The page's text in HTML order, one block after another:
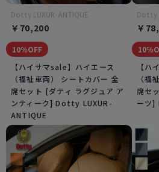
Dotty LUXUR-ANTIQUE
￥70,200
10％OFF
【ハイサマsale】ハイエース
（福祉車両） シートカバー 全
席セット [ダティ ラグジュア ア
ンティーク] Dotty LUXUR-
ANTIQUE
Dotty
￥
10％
【ハ
（福
席セ
ーツ]